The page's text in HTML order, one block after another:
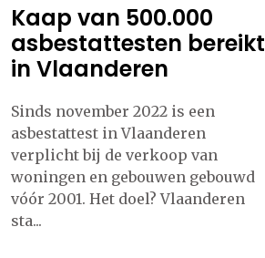
Kaap van 500.000
asbestattesten bereikt
in Vlaanderen
Sinds november 2022 is een
asbestattest in Vlaanderen
verplicht bij de verkoop van
woningen en gebouwen gebouwd
vóór 2001. Het doel? Vlaanderen
sta...